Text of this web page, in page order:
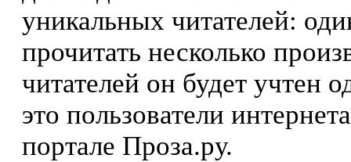
уникальных читателей:
прочитать несколько
читателей он будет учтен
это пользователи
портале Проза.ру.